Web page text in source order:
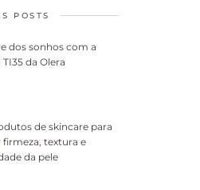
POSTS
dos sonhos com a
da Olera
de skincare para
textura e
da pele